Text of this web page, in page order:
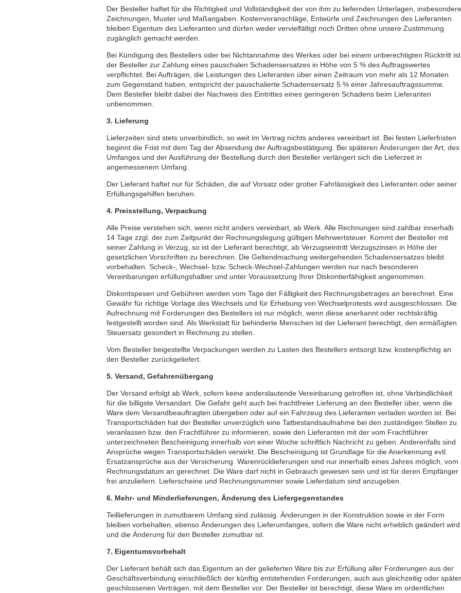
Der Besteller haftet für die Richtigkeit und Vollständigkeit der von ihm zu liefernden Unterlagen, insbesondere
Zeichnungen, Muster und Maßangaben. Kostenvoranschläge, Entwürfe und Zeichnungen des Lieferanten
bleiben Eigentum des Lieferanten und dürfen weder vervielfältigt noch Dritten ohne unsere Zustimmung
zugänglich gemacht werden.
Bei Kündigung des Bestellers oder bei Nichtannahme des Werkes oder bei einem unberechtigten Rücktritt ist
der Besteller zur Zahlung eines pauschalen Schadensersatzes in Höhe von 5 % des Auftragswertes
verpflichtet. Bei Aufträgen, die Leistungen des Lieferanten über einen Zeitraum von mehr als 12 Monaten
zum Gegenstand haben, entspricht der pauschalierte Schadensersatz 5 % einer Jahresauftragssumme.
Dem Besteller bleibt dabei der Nachweis des Eintrittes eines geringeren Schadens beim Lieferanten
unbenommen.
3. Lieferung
Lieferzeiten sind stets unverbindlich, so weit im Vertrag nichts anderes vereinbart ist. Bei festen Lieferfristen
beginnt die Frist mit dem Tag der Absendung der Auftragsbestätigung. Bei späteren Änderungen der Art, des
Umfanges und der Ausführung der Bestellung durch den Besteller verlängert sich die Lieferzeit in
angemessenem Umfang.
Der Lieferant haftet nur für Schäden, die auf Vorsatz oder grober Fahrlässigkeit des Lieferanten oder seiner
Erfüllungsgehilfen beruhen.
4. Preisstellung, Verpackung
Alle Preise verstehen sich, wenn nicht anders vereinbart, ab Werk. Alle Rechnungen sind zahlbar innerhalb
14 Tage zzgl. der zum Zeitpunkt der Rechnungslegung gültigen Mehrwertsteuer. Kommt der Besteller mit
seiner Zahlung in Verzug, so ist der Lieferant berechtigt, ab Verzugseintritt Verzugszinsen in Höhe der
gesetzlichen Vorschriften zu berechnen. Die Geltendmachung weitergehenden Schadensersatzes bleibt
vorbehalten. Scheck-, Wechsel- bzw. Scheck-Wechsel-Zahlungen werden nur nach besonderen
Vereinbarungen erfüllungshalber und unter Voraussetzung Ihrer Diskontierfähigkeit angenommen.
Diskontspesen und Gebühren werden vom Tage der Fälligkeit des Rechnungsbetrages an berechnet. Eine
Gewähr für richtige Vorlage des Wechsels und für Erhebung von Wechselprotests wird ausgeschlossen. Die
Aufrechnung mit Forderungen des Bestellers ist nur möglich, wenn diese anerkannt oder rechtskräftig
festgestellt worden sind. Als Werkstatt für behinderte Menschen ist der Lieferant berechtigt, den ermäßigten
Steuersatz gesondert in Rechnung zu stellen.
Vom Besteller beigestellte Verpackungen werden zu Lasten des Bestellers entsorgt bzw. kostenpflichtig an
den Besteller zurückgeliefert.
5. Versand, Gefahrenübergang
Der Versand erfolgt ab Werk, sofern keine anderslautende Vereinbarung getroffen ist, ohne Verbindlichkeit
für die billigste Versandart. Die Gefahr geht auch bei frachtfreier Lieferung an den Besteller über, wenn die
Ware dem Versandbeauftragten übergeben oder auf ein Fahrzeug des Lieferanten verladen worden ist. Bei
Transportschäden hat der Besteller unverzüglich eine Tatbestandsaufnahme bei den zuständigen Stellen zu
veranlassen bzw. den Frachtführer zu informieren, sowie den Lieferanten mit der vom Frachtführer
unterzeichneten Bescheinigung innerhalb von einer Woche schriftlich Nachricht zu geben. Anderenfalls sind
Ansprüche wegen Transportschäden verwirkt. Die Bescheinigung ist Grundlage für die Anerkennung evtl.
Ersatzansprüche aus der Versicherung. Warenrücklieferungen sind nur innerhalb eines Jahres möglich, vom
Rechnungsdatum an gerechnet. Die Ware darf nicht in Gebrauch gewesen sein und ist für deren Empfänger
frei anzuliefern. Lieferscheine und Rechnungsnummer sowie Lieferdatum sind anzugeben.
6. Mehr- und Minderlieferungen, Änderung des Liefergegenstandes
Teillieferungen in zumutbarem Umfang sind zulässig. Änderungen in der Konstruktion sowie in der Form
bleiben vorbehalten, ebenso Änderungen des Lieferumfanges, sofern die Ware nicht erheblich geändert wird
und die Änderung für den Besteller zumutbar ist.
7. Eigentumsvorbehalt
Der Lieferant behält sich das Eigentum an der gelieferten Ware bis zur Erfüllung aller Forderungen aus der
Geschäftsverbindung einschließlich der künftig entstehenden Forderungen, auch aus gleichzeitig oder später
geschlossenen Verträgen, mit dem Besteller vor. Der Besteller ist berechtigt, diese Ware im ordentlichen